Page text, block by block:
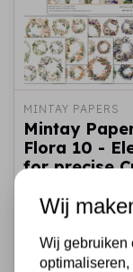
MINTAY PAPERS
Mintay
Flora 10 -
for precise
€9,95 Op
Snel toevoegen
Wij
Wij gebruiken
optimaliseren,